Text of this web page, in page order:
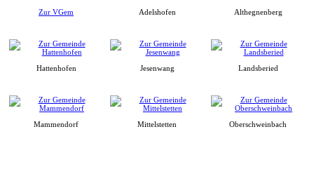
Zur VGem Adelshofen Althegnenberg
Hattenhofen Jesenwang Landsberied
Mammendorf Mittelstetten Oberschweinbach